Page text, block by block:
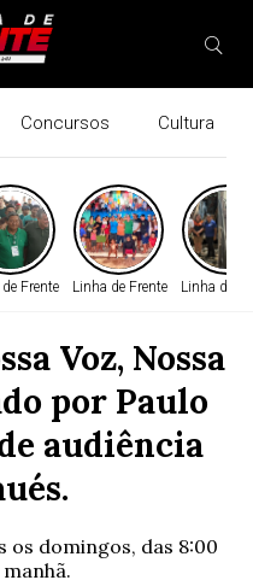
Concursos Cultura
Frente Linha de Frente Linha de
Voz, Nossa
por Paulo
audiência
domingos, das 8:00